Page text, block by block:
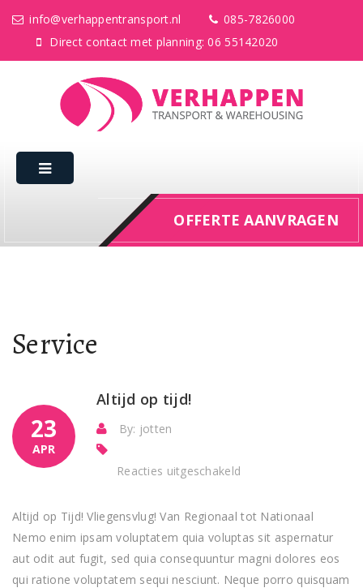
info@verhappentransport.nl
085-7826000
Direct contact met planning: 06 55142020
OFFERTE AANVRAGEN
Service
23
APR
Altijd op tijd!
By: jotten
Reacties uitgeschakeld
op
tijd!
Altijd op Tijd! Vliegensvlug! Van Regionaal tot Nationaal
Nemo enim ipsam voluptatem quia voluptas sit aspernatur
aut odit aut fugit, sed quia consequuntur magni dolores eos
qui ratione voluptatem sequi nesciunt. Neque porro quisquam